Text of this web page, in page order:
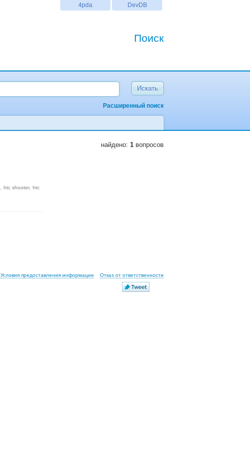
DevDB
4pda
Поиск
Расширенный поиск
найдено: 1 вопросов
htc shooter
htc
Условия предоставления информации Отказ от ответственности